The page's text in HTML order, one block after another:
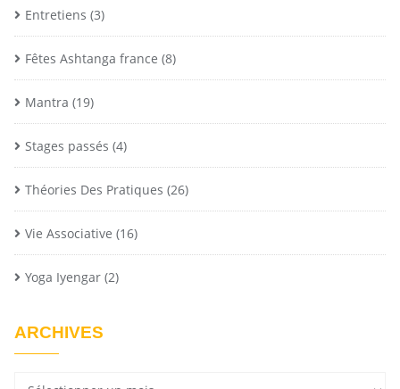
Entretiens (3)
Fêtes Ashtanga france (8)
Mantra (19)
Stages passés (4)
Théories Des Pratiques (26)
Vie Associative (16)
Yoga Iyengar (2)
ARCHIVES